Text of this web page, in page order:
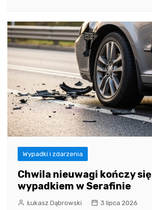
Wypadki i zdarzenia
Chwila nieuwagi kończy się
wypadkiem w Serafinie
Łukasz Dąbrowski 3 lipca 2026